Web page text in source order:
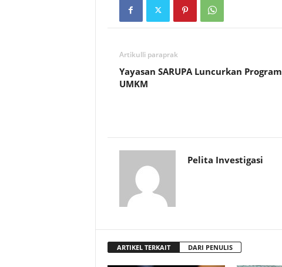
Artikulli paraprak
Yayasan SARUPA Luncurkan Program
UMKM
Pelita Investigasi
ARTIKEL TERKAIT DARI PENULIS